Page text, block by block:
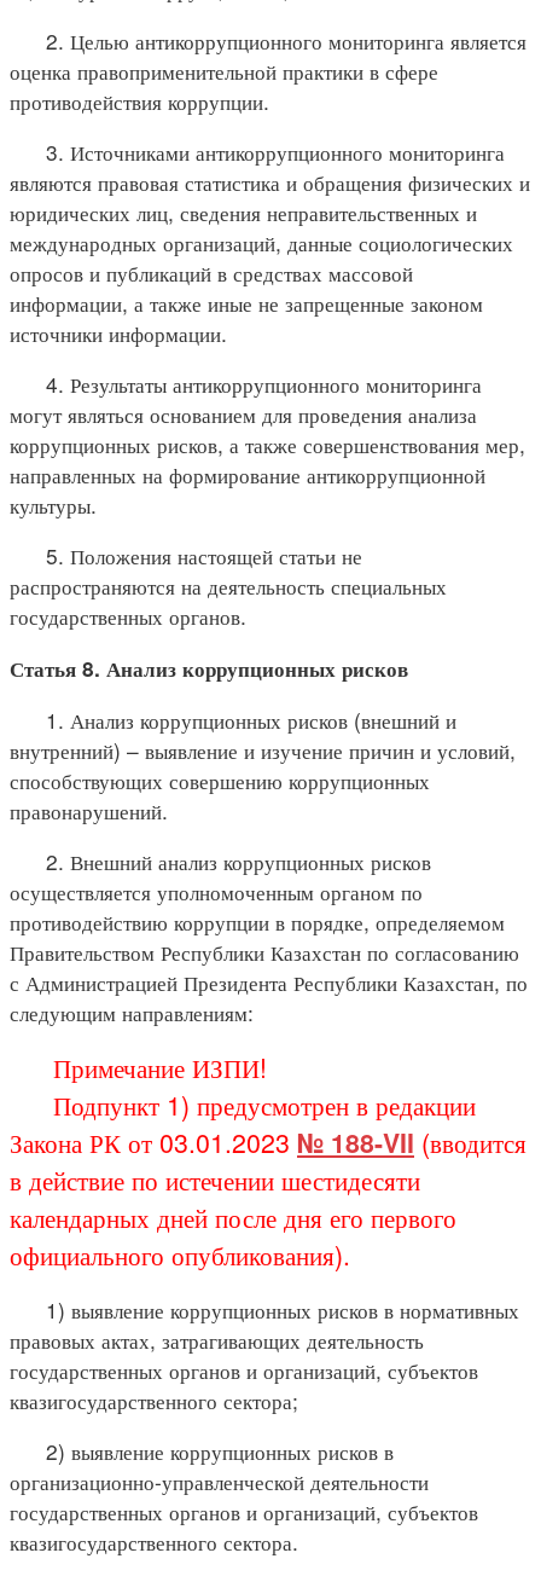
2. Целью антикоррупционного мониторинга является
оценка правоприменительной практики в сфере
противодействия коррупции.
3. Источниками антикоррупционного мониторинга
являются правовая статистика и обращения физических и
юридических лиц, сведения неправительственных и
международных организаций, данные социологических
опросов и публикаций в средствах массовой
информации, а также иные не запрещенные законом
источники информации.
4. Результаты антикоррупционного мониторинга
могут являться основанием для проведения анализа
коррупционных рисков, а также совершенствования мер,
направленных на формирование антикоррупционной
культуры.
5. Положения настоящей статьи не
распространяются на деятельность специальных
государственных органов.
Статья 8. Анализ коррупционных рисков
1. Анализ коррупционных рисков (внешний и
внутренний) – выявление и изучение причин и условий,
способствующих совершению коррупционных
правонарушений.
2. Внешний анализ коррупционных рисков
осуществляется уполномоченным органом по
противодействию коррупции в порядке, определяемом
Правительством Республики Казахстан по согласованию
с Администрацией Президента Республики Казахстан, по
следующим направлениям:
Примечание ИЗПИ!
Подпункт 1) предусмотрен в редакции
Закона РК от 03.01.2023 № 188-VII (вводится
в действие по истечении шестидесяти
календарных дней после дня его первого
официального опубликования).
1) выявление коррупционных рисков в нормативных
правовых актах, затрагивающих деятельность
государственных органов и организаций, субъектов
квазигосударственного сектора;
2) выявление коррупционных рисков в
организационно-управленческой деятельности
государственных органов и организаций, субъектов
квазигосударственного сектора.